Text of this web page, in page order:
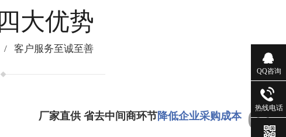
四大优势
/ 客户服务至诚至善
01
厂家直供 省去中间商环节降低企业采购成本
QQ咨询
热线电话